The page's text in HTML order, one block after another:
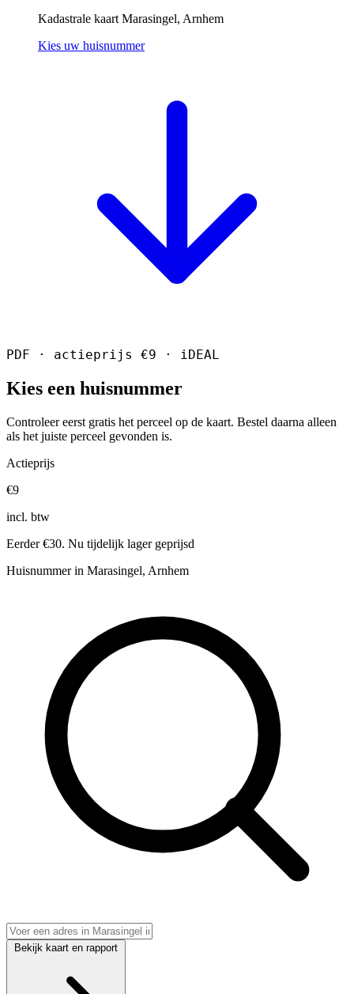
Kadastrale kaart Marasingel, Arnhem
Kies uw huisnummer
PDF · actieprijs €9 · iDEAL
Kies een huisnummer
Controleer eerst gratis het perceel op de kaart. Bestel daarna alleen
als het juiste perceel gevonden is.
Actieprijs
€9
incl. btw
Eerder €30. Nu tijdelijk lager geprijsd
Huisnummer in Marasingel, Arnhem
Bekijk kaart en rapport